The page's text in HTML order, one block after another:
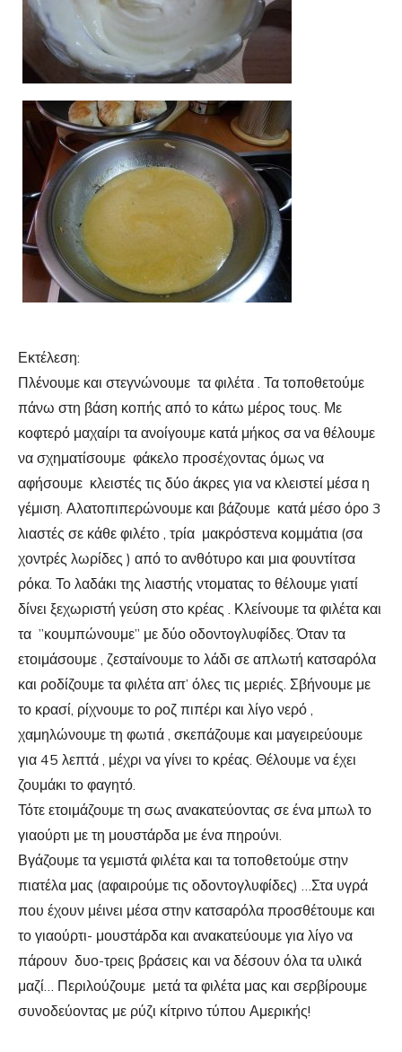
Εκτέλεση:
Πλένουμε και στεγνώνουμε τα φιλέτα . Τα τοποθετούμε
πάνω στη βάση κοπής από το κάτω μέρος τους. Με
κοφτερό μαχαίρι τα ανοίγουμε κατά μήκος σα να θέλουμε
να σχηματίσουμε φάκελο προσέχοντας όμως να
αφήσουμε κλειστές τις δύο άκρες για να κλειστεί μέσα η
γέμιση. Αλατοπιπερώνουμε και βάζουμε κατά μέσο όρο 3
λιαστές σε κάθε φιλέτο , τρία μακρόστενα κομμάτια (σα
χοντρές λωρίδες ) από το ανθότυρο και μια φουντίτσα
ρόκα. Το λαδάκι της λιαστής ντοματας το θέλουμε γιατί
δίνει ξεχωριστή γεύση στο κρέας . Κλείνουμε τα φιλέτα και
τα ”κουμπώνουμε” με δύο οδοντογλυφίδες. Όταν τα
ετοιμάσουμε , ζεσταίνουμε το λάδι σε απλωτή κατσαρόλα
και ροδίζουμε τα φιλέτα απ’ όλες τις μεριές. Σβήνουμε με
το κρασί, ρίχνουμε το ροζ πιπέρι και λίγο νερό ,
χαμηλώνουμε τη φωτιά , σκεπάζουμε και μαγειρεύουμε
για 45 λεπτά , μέχρι να γίνει το κρέας. Θέλουμε να έχει
ζουμάκι το φαγητό.
Τότε ετοιμάζουμε τη σως ανακατεύοντας σε ένα μπωλ το
γιαούρτι με τη μουστάρδα με ένα πηρούνι.
Βγάζουμε τα γεμιστά φιλέτα και τα τοποθετούμε στην
πιατέλα μας (αφαιρούμε τις οδοντογλυφίδες) …Στα υγρά
που έχουν μέινει μέσα στην κατσαρόλα προσθέτουμε και
το γιαούρτι- μουστάρδα και ανακατεύουμε για λίγο να
πάρουν δυο-τρεις βράσεις και να δέσουν όλα τα υλικά
μαζί… Περιλούζουμε μετά τα φιλέτα μας και σερβίρουμε
συνοδεύοντας με ρύζι κίτρινο τύπου Αμερικής!